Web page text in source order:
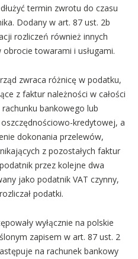
termin zwrotu do czasu
Dodany w art. 87 ust. 2b
rozliczeń również innych
towarami i usługami.
zwraca różnicę w podatku,
z faktur należności w całości
bankowego lub
kredytowej, a
dokonania przelewów,
z pozostałych faktur
przez kolejne dwa
jako podatnik VAT czynny,
podatki.
wyłącznie na polskie
zapisem w art. 87 ust. 2
na rachunek bankowy